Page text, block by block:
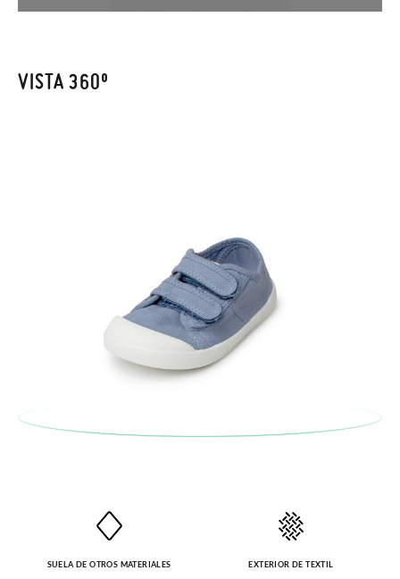
recogeremos la primera, sin gastos, en unos pocos días!
VISTA 360º
SUELA DE OTROS MATERIALES EXTERIOR DE TEXTIL